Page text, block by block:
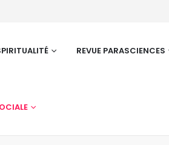
REVUE PARASCIENCES